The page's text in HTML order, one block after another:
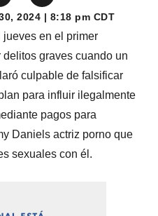
2024 | 8:18 pm CDT
jueves en el primer
graves cuando un
culpable de falsificar
para influir ilegalmente
pagos para
Daniels actriz porno que
sexuales con él.